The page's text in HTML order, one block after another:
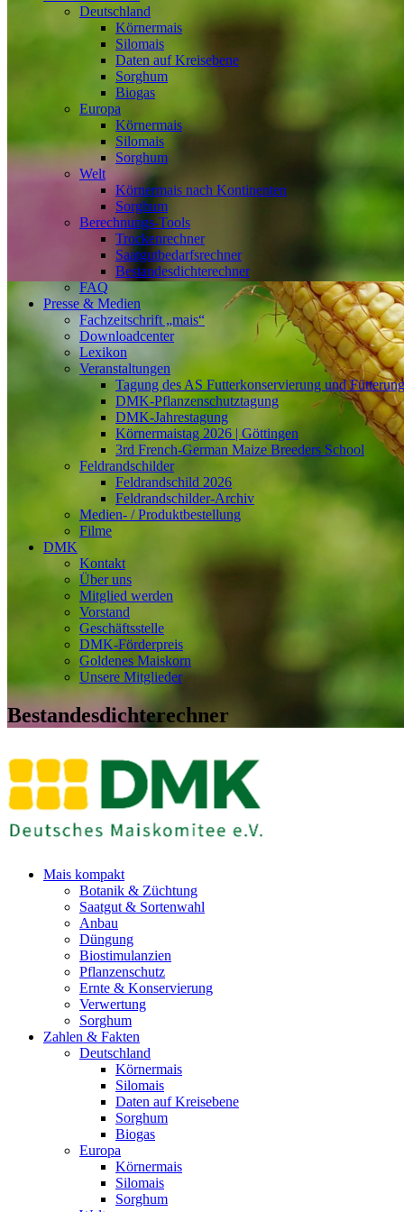
Deutschland
Körnermais
Silomais
Daten auf Kreisebene
Sorghum
Biogas
Europa
Körnermais
Silomais
Sorghum
Welt
Körnermais nach Kontinenten
Sorghum
Berechnungs-Tools
Trockenrechner
Saatgutbedarfsrechner
Bestandesdichterechner
FAQ
Presse & Medien
Fachzeitschrift „mais“
Downloadcenter
Lexikon
Veranstaltungen
Tagung des AS Futterkonservierung und Fütterung
DMK-Pflanzenschutztagung
DMK-Jahrestagung
Körnermaistag 2026 | Göttingen
3rd French-German Maize Breeders School
Feldrandschilder
Feldrandschild 2026
Feldrandschilder-Archiv
Medien- / Produktbestellung
Filme
DMK
Kontakt
Über uns
Mitglied werden
Vorstand
Geschäftsstelle
DMK-Förderpreis
Goldenes Maiskorn
Unsere Mitglieder
Bestandesdichterechner
Mais kompakt
Botanik & Züchtung
Saatgut & Sortenwahl
Anbau
Düngung
Biostimulanzien
Pflanzenschutz
Ernte & Konservierung
Verwertung
Sorghum
Zahlen & Fakten
Deutschland
Körnermais
Silomais
Daten auf Kreisebene
Sorghum
Biogas
Europa
Körnermais
Silomais
Sorghum